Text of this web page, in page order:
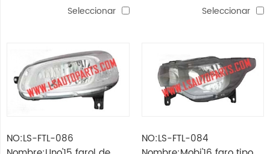
Seleccionar Seleccionar
NO:LS-FTL-086
NO:LS-FTL-084